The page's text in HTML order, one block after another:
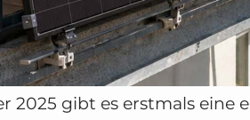
2025 gibt es erstmals